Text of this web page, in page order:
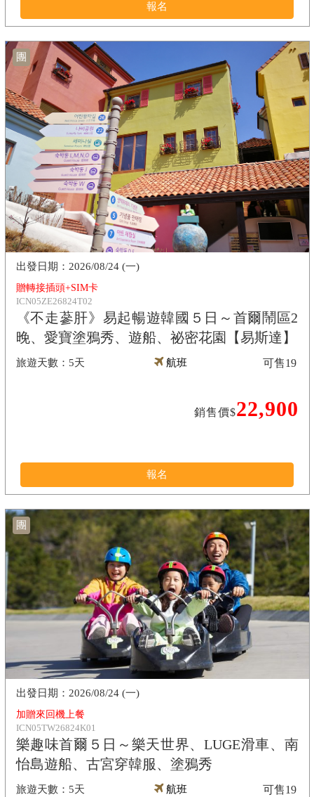
報名
團
贈轉接插頭+SIM卡
ICN05ZE26824T02
《不走蔘肝》易起暢遊韓國５日～首爾鬧區2
晚、愛寶塗鴉秀、遊船、祕密花園【易斯達】
5天
2026/08/24 (一)
航班
銷售價$22,900
可售19
報名
團
加贈來回機上餐
ICN05TW26824K01
樂趣味首爾５日～樂天世界、LUGE滑車、南
怡島遊船、古宮穿韓服、塗鴉秀
5天
2026/08/24 (一)
航班 可售19